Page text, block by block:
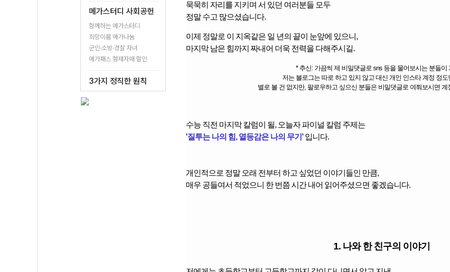
메가스터디 사회공헌
함께하는 메가스터디
희망이룸 메가나눔
군인·소방·경찰 자녀
메가패스 형제자매 할인
3가지 정직한 원칙
묵묵히 자리를 지키며 서 있던 여러분들 모두
정말 수고 많으셨습니다.
이제 정말로 이 지옥같은 일 년의 끝이 눈앞에 있으니,
마지막 남은 힘까지 짜내어 더욱 전력을 다해주시길.
* 추신: 가끔씩 제 비밀댓글로 sns 등을 물어보시는 분들이
저는 블로그는 따로 하고 있지 않고 대신 개인 인스타 계정 정도
별로 볼 건 없지만, 팔로우하고 싶으신 분들은 비밀댓글로 여쭤보시면 계
수능 직전 마지막 칼럼이 될, 오늘자 파이널 칼럼 주제는
'질투는 나의 힘, 열등감은 나의 무기' 입니다.
개인적으로 정말 오래 전부터 하고 싶었던 이야기들인 만큼,
매우 공들여서 적었으니 한 번쯤 시간 내어 읽어주셨으면 좋겠습니다.
1. 나와 한 친구의 이야기